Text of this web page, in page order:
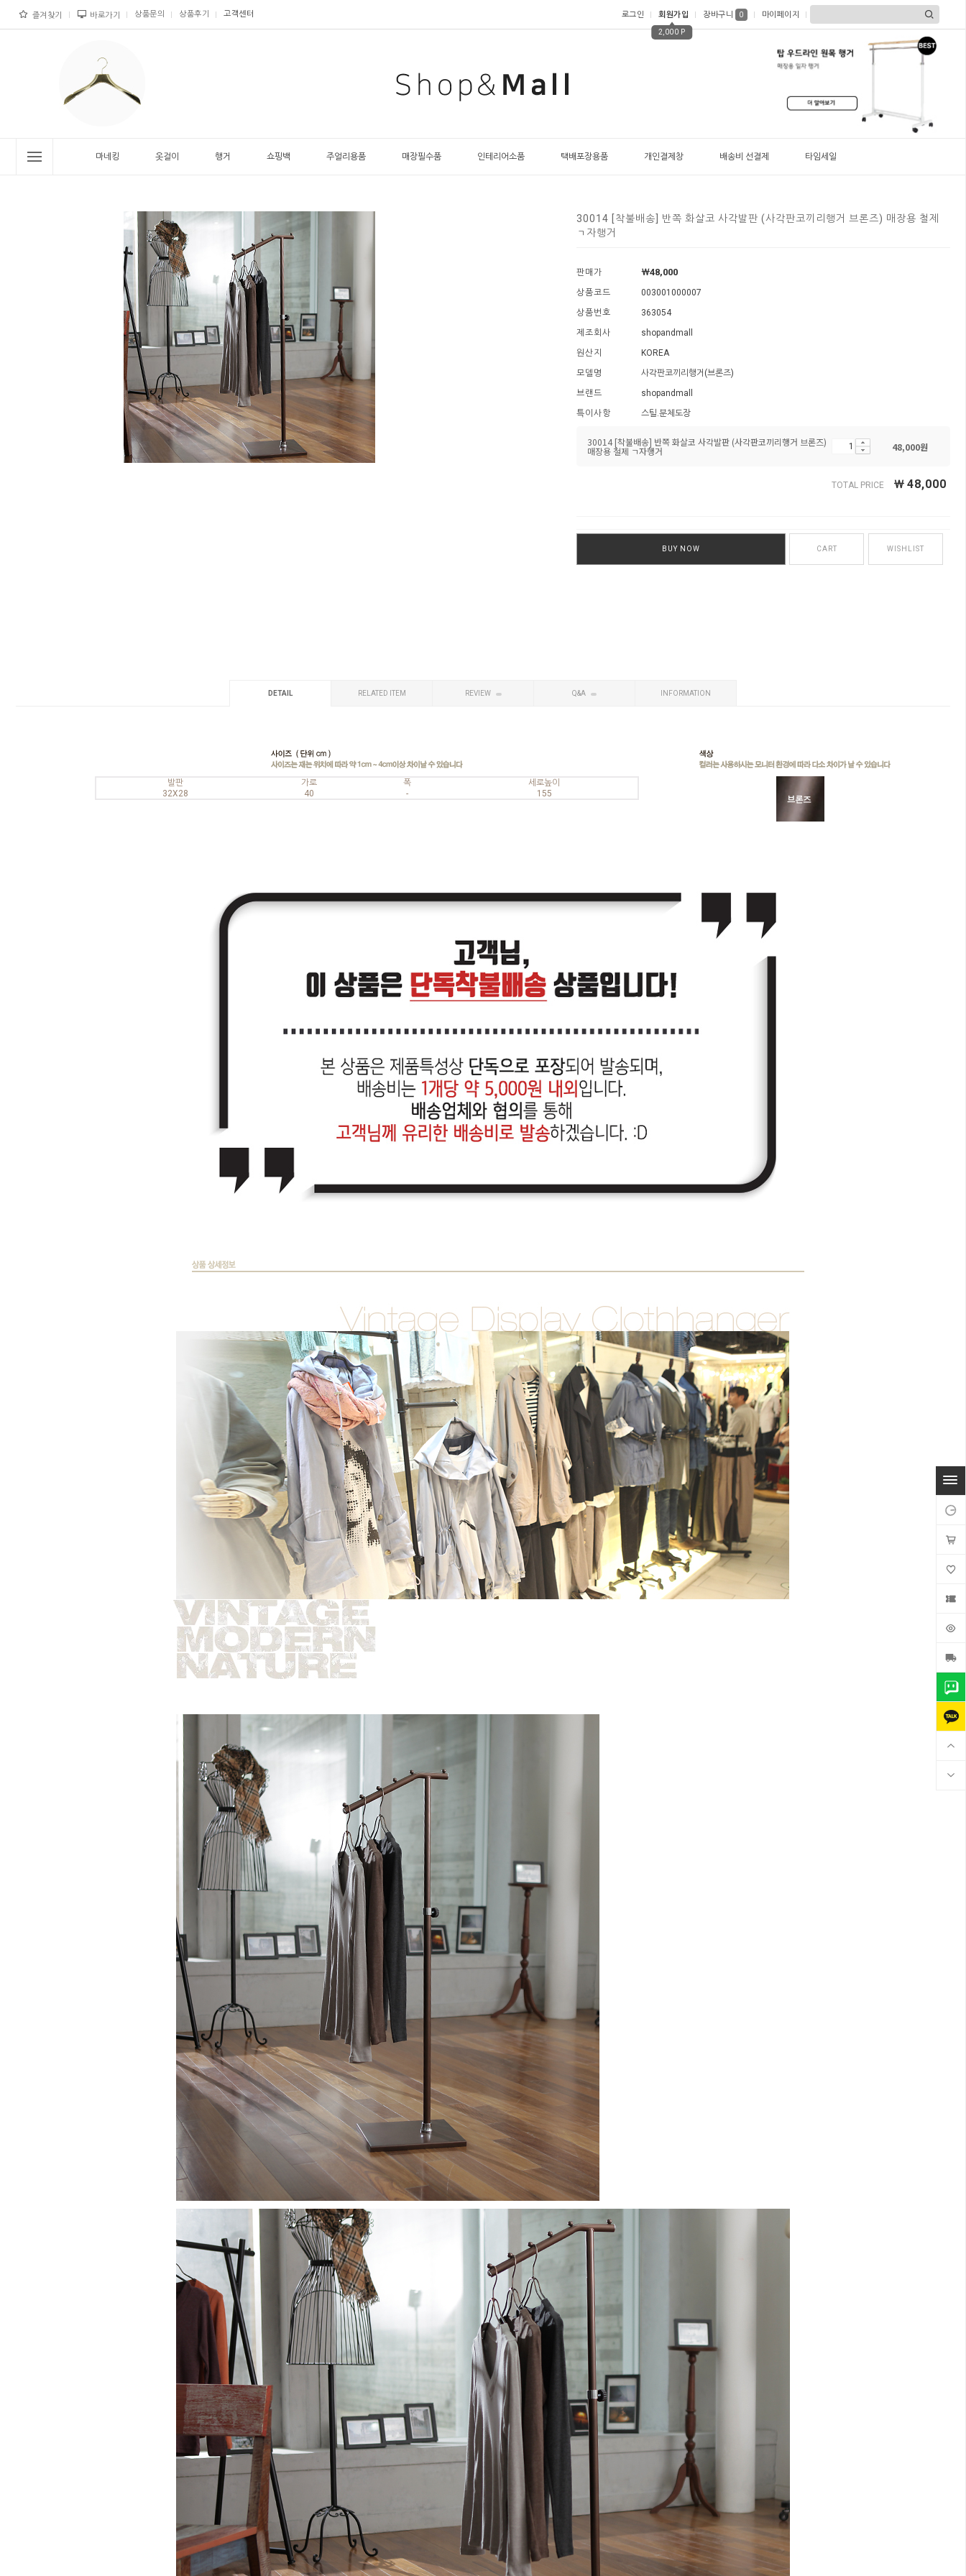
즐겨찾기 바로가기 상품문의 상품후기 고객센터 로그인 회원가입
2,000 P
장바구니 0 마이페이지
마네킹 옷걸이 행거 쇼핑백 주얼리용품 매장필수품 인테리어소품 택배포장용품 개인결제창 배송비 선결제 타임세일
30014 [착불배송] 반쪽 화살코 사각발판 (사각판코끼리행거 브론즈) 매장용 철제
ㄱ자행거
판매가 ￦48,000
상품코드
003001000007
상품번호
363054
제조회사
shopandmall
원산지
KOREA
모델명
사각판코끼리행거(브론즈)
브랜드
shopandmall
특이사항
스틸.분체도장
30014 [착불배송] 반쪽 화살코 사각발판 (사각판코끼리행거 브론즈)
매장용 철제 ㄱ자행거 48,000원
TOTAL PRICE ￦ 48,000
BUY NOW CART WISHLIST
DETAIL RELATED ITEM REVIEW Q&A INFORMATION
발판 가로 폭
세로높이
32X28
40 - 155